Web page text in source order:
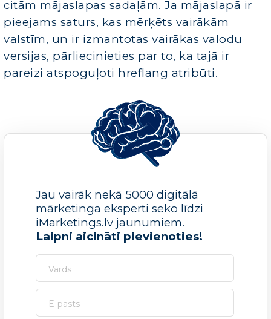
citām mājaslapas sadaļām. Ja mājaslapā ir
pieejams saturs, kas mērķēts vairākām
valstīm, un ir izmantotas vairākas valodu
versijas, pārliecinieties par to, ka tajā ir
pareizi atspoguļoti hreflang atribūti.
Jau vairāk nekā 5000 digitālā
mārketinga eksperti seko līdzi
iMarketings.lv jaunumiem.
Laipni aicināti pievienoties!